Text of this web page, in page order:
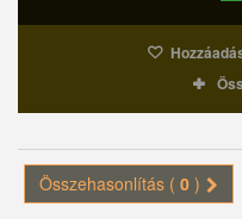
Összehasonlítás ( 0 )